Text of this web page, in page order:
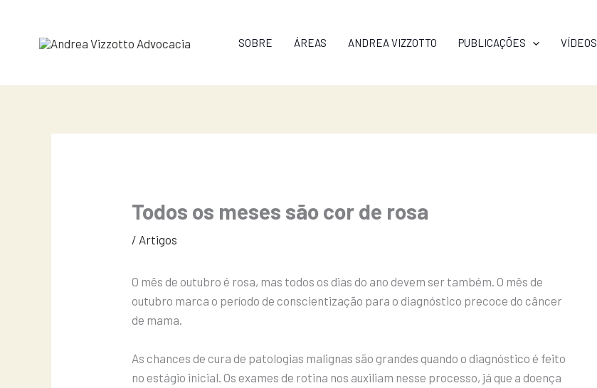
SOBRE ÁREAS ANDREA VIZZOTTO PUBLICAÇÕES VÍDEOS
Todos os meses são cor de rosa
/ Artigos
O mês de outubro é rosa, mas todos os dias do ano devem ser também. O mês de
outubro marca o período de conscientização para o diagnóstico precoce do câncer
de mama.
As chances de cura de patologias malignas são grandes quando o diagnóstico é feito
no estágio inicial. Os exames de rotina nos auxiliam nesse processo, já que a doença